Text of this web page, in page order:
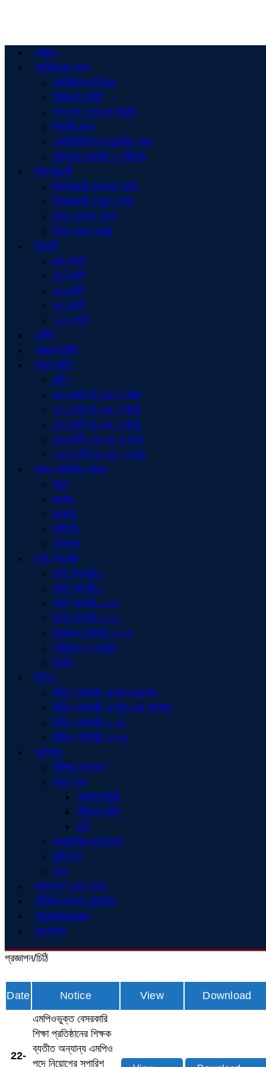
প্রচ্ছদ
প্রতিষ্ঠানের তথ্য
প্রতিষ্ঠানের ইতিহাস
পরিচালনা কমিটি
শূণ্য পদ ও জনবল বিবরণী
শিক্ষার্থী তথ্য
শ্রেণিভিত্তিক অনুমোদিত শাখা
পাঠদানের অনুমতি ও স্বীকৃতি
শিক্ষকমন্ডলী
শিক্ষকমন্ডলী (কলেজ শাখা)
শিক্ষকমন্ডলী (স্কুল শাখা)
স্টাফ (কলেজ শাখা)
স্টাফ (স্কুল শাখা)
শিক্ষার্থী
৬ষ্ঠ শ্রেণী
৭ম শ্রেণী
৮ম শ্রেণী
৯ম শ্রেণী
১০ম শ্রেণী
নোটিশ
প্রজ্ঞাপন/চিঠি
ক্লাশ রুটিন
রুটিন
৬ষ্ঠ শ্রেণী (ক এবং খ শাখা)
৭ম শ্রেণী (ক এবং খ শাখা)
৮ম শ্রেণী (ক এবং খ শাখা)
৯ম শ্রেণী ( ক এবং খ শাখা)
১০ম শ্রেণী (ক এবং খ শাখা)
সকল প্রতিষ্ঠান প্রধান
স্কুল
কলেজ
মাদ্রাসা
কারিগরি
অন্যান্য
ফটো গ্যালারী
ফটো গ্যালারী-১
ফটো গ্যালারী-২
ফটো গ্যালারী-২০২৫
ফটো গ্যালারী-২০২৬
বৃক্ষরোপণ কর্মসূচি-২০২৬
প্রতিষ্ঠান ও প্রকৃতি
ট্রেনিং
ভিডিও
ভিডিও গ্যালারী-১(স্কুল-কলেজ)
ভিডিও গ্যালারী-২(স্কুল এন্ড কলেজ)
ভিডিও গ্যালারী-২০২৫
ভিডিও গ্যালারী- ২০২৬
অন্যান্য
পরীক্ষার ফলাফল
সকল তথ্য
প্রজ্ঞাপন/চিঠি
পরীক্ষার রুটিন
ভর্তি
একাডেমিক ক্যালেন্ডার
ছুটির দিন
ব্লগ
গুরুত্বপূর্ণ ফোন নম্বর
পরীক্ষার ফলাফল-2025
Testimonial
যোগাযোগ
প্রজ্ঞাপন/চিঠি
Date Notice View Download
22-
এমপিওভুক্ত বেসরকারি
শিক্ষা প্রতিষ্ঠানের শিক্ষক
ব্যতীত অন্যান্য এমপিও
পদে নিয়োগের সুপারিশ